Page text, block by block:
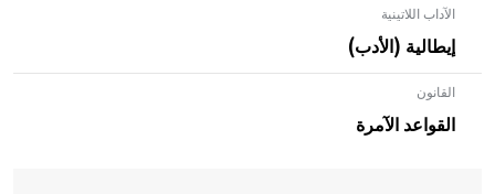
الآداب اللاتينية
إيطالية (الأدب)
القانون
القواعد الآمرة
- هل تعلم أن الأبلق نوع من الفنون الهندسية التي ارتبطت
بالعمارة الإسلامية في بلاد الشام ومصر خاصة، حيث يحرص
المعمار على بناء مداميكه وخاصة في الواجهات